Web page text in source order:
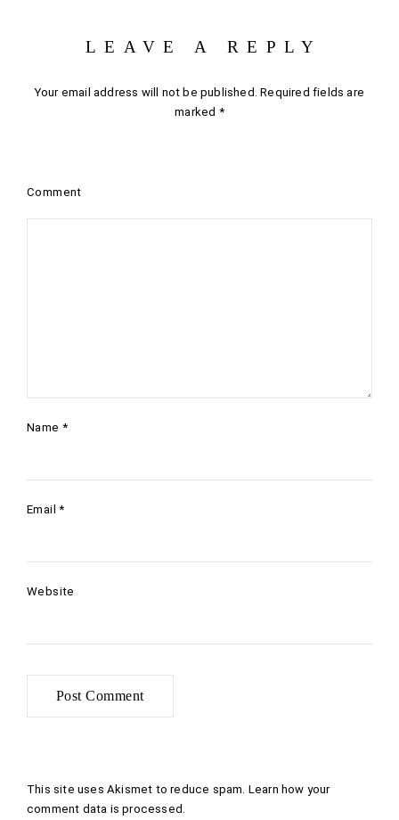
LEAVE A REPLY
Your email address will not be published. Required fields are
marked *
Comment
Name *
Email*
Website
This site uses Akismet to reduce spam. Learn how your
comment data is processed